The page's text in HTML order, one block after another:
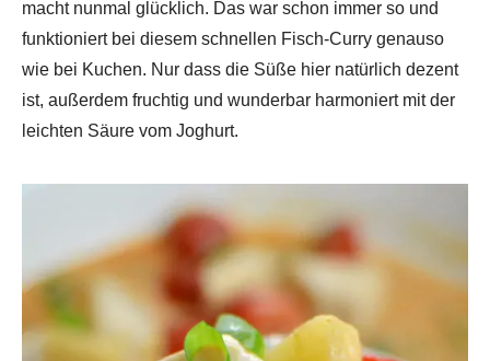
macht nunmal glücklich. Das war schon immer so und
funktioniert bei diesem schnellen Fisch-Curry genauso
wie bei Kuchen. Nur dass die Süße hier natürlich dezent
ist, außerdem fruchtig und wunderbar harmoniert mit der
leichten Säure vom Joghurt.